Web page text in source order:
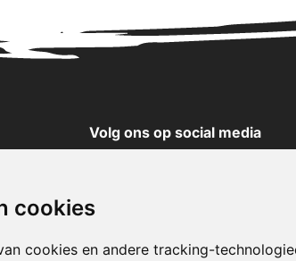
cookies
cookies en andere tracking-
Volg ons op social media
X